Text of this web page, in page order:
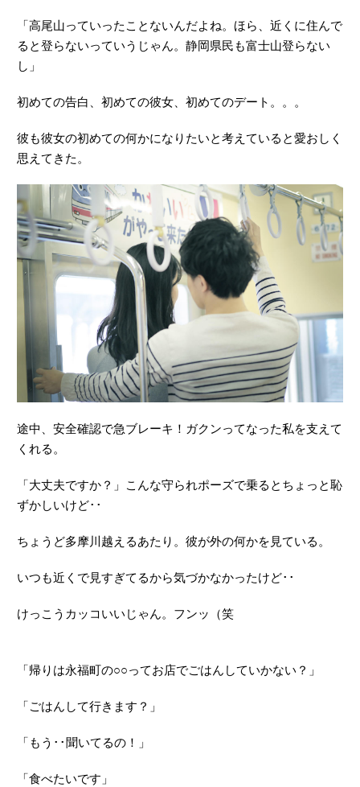
「高尾山っていったことないんだよね。ほら、近くに住んで
ると登らないっていうじゃん。静岡県民も富士山登らない
し」
初めての告白、初めての彼女、初めてのデート。。。
彼も彼女の初めての何かになりたいと考えていると愛おしく
思えてきた。
途中、安全確認で急ブレーキ！ガクンってなった私を支えて
くれる。
「大丈夫ですか？」こんな守られポーズで乗るとちょっと恥
ずかしいけど･･
ちょうど多摩川越えるあたり。彼が外の何かを見ている。
いつも近くで見すぎてるから気づかなかったけど･･
けっこうカッコいいじゃん。フンッ（笑
「帰りは永福町の○○ってお店でごはんしていかない？」
「ごはんして行きます？」
「もう･･聞いてるの！」
「食べたいです」